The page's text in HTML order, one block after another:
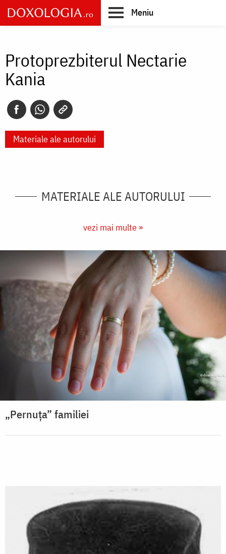
Skip
to
main
Meniu
Protoprezbiterul Nectarie
Kania
Materiale ale autorului
MATERIALE ALE AUTORULUI
vezi mai multe »
„Pernuța” familiei